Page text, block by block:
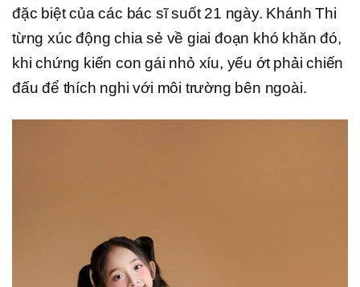
đặc biệt của các bác sĩ suốt 21 ngày. Khánh Thi
từng xúc động chia sẻ về giai đoạn khó khăn đó,
khi chứng kiến con gái nhỏ xíu, yếu ớt phải chiến
đấu để thích nghi với môi trường bên ngoài.